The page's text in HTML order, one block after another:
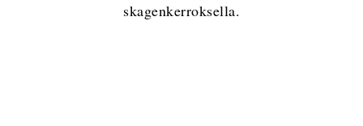
skagenkerroksella.